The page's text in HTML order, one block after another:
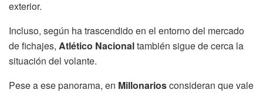
exterior.
Incluso, según ha trascendido en el entorno del mercado
de fichajes, Atlético Nacionaltambién sigue de cerca la
situación del volante.
Pese a ese panorama, en Millonariosconsideran que vale